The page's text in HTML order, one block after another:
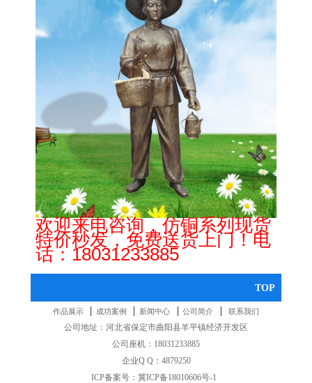
欢迎来电咨询，仿铜系列现货
特价秒发，免费送货上门！电
话： 18031233885
TOP
作品展示 | 成功案例 | 新闻中心 | 公司简介 | 联系我们
公司地址：河北省保定市曲阳县羊平镇经济开发区
公司座机：18031233885
企业Q Q：4879250
ICP备案号： 冀ICP备18010606号-1